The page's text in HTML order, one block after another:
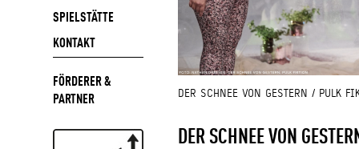
SPIELSTÄTTE
KONTAKT
FÖRDERER &
PARTNER
DER SCHNEE VON GESTERN / PULK
DER SCHNEE VON